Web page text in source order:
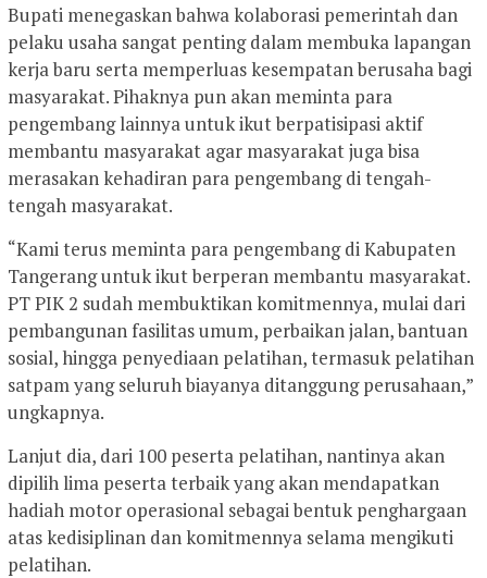
Bupati menegaskan bahwa kolaborasi pemerintah dan
pelaku usaha sangat penting dalam membuka lapangan
kerja baru serta memperluas kesempatan berusaha bagi
masyarakat. Pihaknya pun akan meminta para
pengembang lainnya untuk ikut berpatisipasi aktif
membantu masyarakat agar masyarakat juga bisa
merasakan kehadiran para pengembang di tengah-
tengah masyarakat.
“Kami terus meminta para pengembang di Kabupaten
Tangerang untuk ikut berperan membantu masyarakat.
PT PIK 2 sudah membuktikan komitmennya, mulai dari
pembangunan fasilitas umum, perbaikan jalan, bantuan
sosial, hingga penyediaan pelatihan, termasuk pelatihan
satpam yang seluruh biayanya ditanggung perusahaan,”
ungkapnya.
Lanjut dia, dari 100 peserta pelatihan, nantinya akan
dipilih lima peserta terbaik yang akan mendapatkan
hadiah motor operasional sebagai bentuk penghargaan
atas kedisiplinan dan komitmennya selama mengikuti
pelatihan.